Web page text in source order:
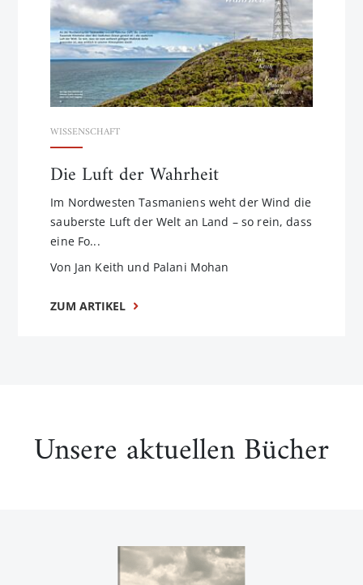
WISSENSCHAFT
Die Luft der Wahrheit
Im Nordwesten Tasmaniens weht der Wind die
sauberste Luft der Welt an Land – so rein, dass
eine Fo...
Von Jan Keith und Palani Mohan
ZUM ARTIKEL
Unsere aktuellen Bücher